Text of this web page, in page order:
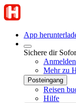
App
Sichere dir
Anmelden
Mehr zu
Posteingang
Reisen
Hilfe